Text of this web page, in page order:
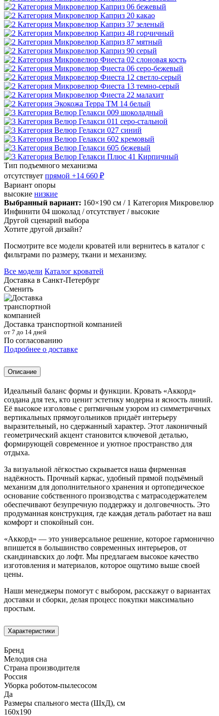
Тип подъемного механизма
отсутствует прямой +14 660 ₽
Вариант опоры
высокие низкие
Выбранный вариант: 160×190 см / 1 Категория Микровелюр
Инфинити 04 шоколад / отсутствует / высокие
Другой сценарий выбора
Хотите другой дизайн?
Посмотрите все модели кроватей или вернитесь в каталог с
фильтрами по размеру, ткани и механизму.
Все модели Каталог кроватей
Доставка в Санкт-Петербург
Сменить
Доставка транспортной компанией
от 7 до 14 дней
По согласованию
Подробнее о доставке
Описание
Идеальный баланс формы и функции. Кровать «Аккорд»
создана для тех, кто ценит эстетику модерна и ясность линий.
Её высокое изголовье с ритмичным узором из симметричных
вертикальных прямоугольников придаёт интерьеру
выразительный, но сдержанный характер. Этот лаконичный
геометрический акцент становится ключевой деталью,
формирующей современное и уютное пространство для
отдыха.
За визуальной лёгкостью скрывается наша фирменная
надёжность. Прочный каркас, удобный прямой подъёмный
механизм для дополнительного хранения и ортопедическое
основание собственного производства с матрасодержателем
обеспечивают безупречную поддержку и долговечность. Это
продуманная конструкция, где каждая деталь работает на ваш
комфорт и спокойный сон.
«Аккорд» — это универсальное решение, которое гармонично
впишется в большинство современных интерьеров, от
скандинавских до лофт. Мы предлагаем высокое качество
изготовления и материалов, которое ощутимо выше своей
цены.
Наши менеджеры помогут с выбором, расскажут о вариантах
доставки и сборки, делая процесс покупки максимально
простым.
Характеристики
Бренд
Мелодия сна
Страна производителя
Россия
Уборка роботом-пылесосом
Да
Размеры спального места (ШхД), см
160х190